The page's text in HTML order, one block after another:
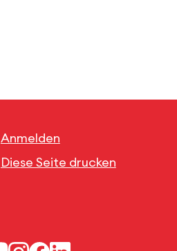
Anmelden
Diese Seite drucken